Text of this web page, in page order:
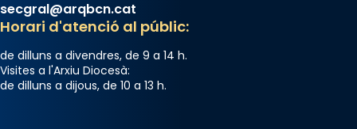
secgral@arqbcn.cat
Horari d'atenció al públic:
de dilluns a divendres, de 9 a 14 h.
Visites a l'Arxiu Diocesà:
de dilluns a dijous, de 10 a 13 h.